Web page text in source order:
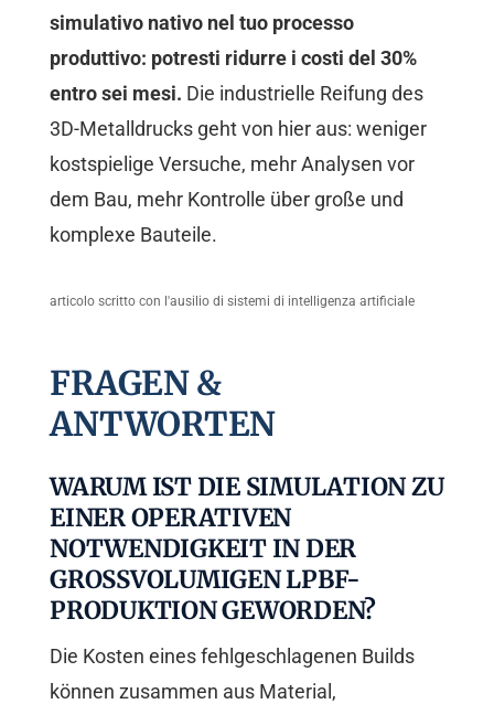
simulativo nativo nel tuo processo
produttivo: potresti ridurre i costi del 30%
entro sei mesi. Die industrielle Reifung des
3D-Metalldrucks geht von hier aus: weniger
kostspielige Versuche, mehr Analysen vor
dem Bau, mehr Kontrolle über große und
komplexe Bauteile.
articolo scritto con l'ausilio di sistemi di intelligenza artificiale
FRAGEN &
ANTWORTEN
WARUM IST DIE SIMULATION ZU
EINER OPERATIVEN
NOTWENDIGKEIT IN DER
GROSSVOLUMIGEN LPBF-P
RODUKTION GEWORDEN?
Die Kosten eines fehlgeschlagenen Builds
können zusammen aus Material,